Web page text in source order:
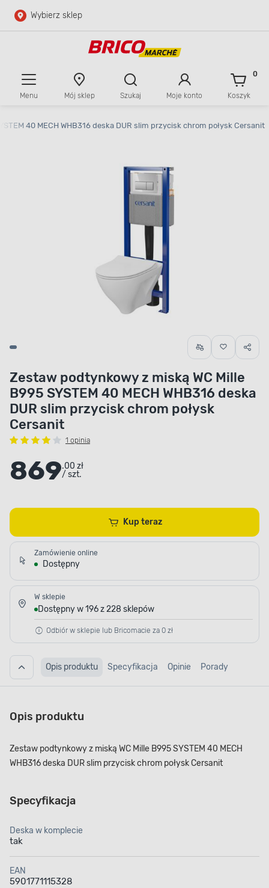
Przejdź do głównej zawartości
Wybierz sklep
Menu Mój sklep Szukaj Moje konto Koszyk
0
40 MECH WHB316 deska DUR slim przycisk chrom połysk Cersanit
Zestaw podtynkowy z miską WC Mille
B995 SYSTEM 40 MECH WHB316 deska
DUR slim przycisk chrom połysk
Cersanit
1 opinia
869.00 zł
/ szt.
Kup teraz
Zamówienie online
Dostępny
W sklepie
Dostępny w 196 z 228 sklepów
Odbiór w sklepie lub Bricomacie za 0 zł
Opis produktu Specyfikacja Opinie Porady
Opis produktu
Zestaw podtynkowy z miską WC Mille B995 SYSTEM 40 MECH
WHB316 deska DUR slim przycisk chrom połysk Cersanit
Specyfikacja
Deska w komplecie
tak
EAN
5901771115328